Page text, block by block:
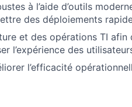
à l’aide d’outils
des déploiements
et des opérations TI afin
l’expérience des
l’efficacité